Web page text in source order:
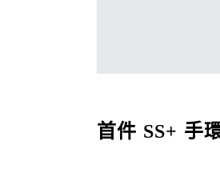
首件 SS+ 手